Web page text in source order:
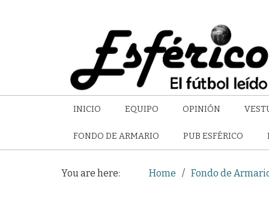
INICIO EQUIPO OPINIÓN
FONDO DE ARMARIO PUB ESFÉRICO
You are here: Home Fondo de